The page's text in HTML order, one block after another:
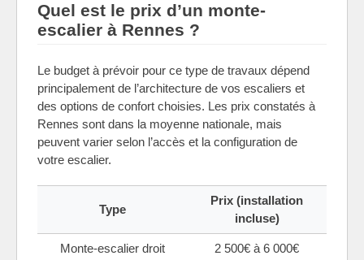
Quel est le prix d’un monte-
escalier à Rennes ?
Le budget à prévoir pour ce type de travaux dépend
principalement de l’architecture de vos escaliers et
des options de confort choisies. Les prix constatés à
Rennes sont dans la moyenne nationale, mais
peuvent varier selon l’accès et la configuration de
votre escalier.
Type
Prix (installation
incluse)
Monte-escalier droit 2 500€ à 6 000€